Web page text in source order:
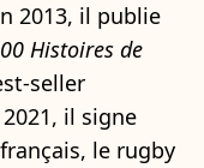
2013, il publie
Histoires de
seller
il signe
le rugby